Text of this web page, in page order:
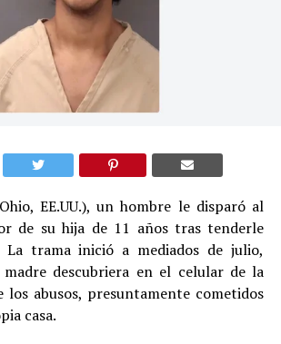
EE.UU.), un hombre le disparó al
de su hija de 11 años tras tenderle
La trama inició a mediados de julio,
descubriera en el celular de la
los abusos, presuntamente cometidos
casa.